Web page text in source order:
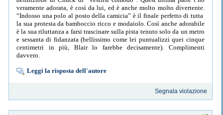
veramente adorata, è così da lui, ed è anche molto molto divertente.
“Indosso una polo al posto della camicia” è il finale perfetto di tutta
la sua protesta da bamboccio ricco e modaiolo. Così anche adorabile
è la sua riluttanza a farsi trascinare sulla pista tenuto solo da un metro
e sessanta di fidanzata (bellissimo come lei puntualizzi quei cinque
centimetri in più, Blair lo farebbe decisamente). Complimenti
davvero.
Leggi la risposta dell'autore
Segnala violazione